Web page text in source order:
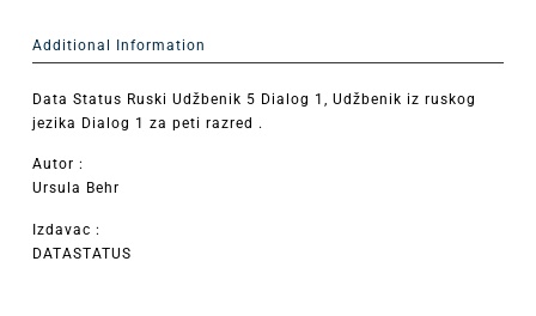
Additional Information
Data Status Ruski Udžbenik 5 Dialog 1, Udžbenik iz ruskog
jezika Dialog 1 za peti razred .
Autor :
Ursula Behr
Izdavac :
DATASTATUS